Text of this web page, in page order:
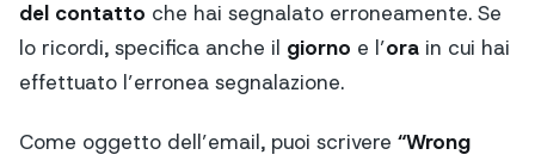
del contatto che hai segnalato erroneamente. Se
lo ricordi, specifica anche il giorno e l’ora in cui hai
effettuato l’erronea segnalazione.
Come oggetto dell’email, puoi scrivere “Wrong